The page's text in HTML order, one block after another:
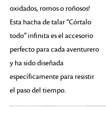
oxidados, romos o roñosos!
Esta hacha de talar “Córtalo
todo” infinita es el accesorio
perfecto para cada aventurero
y ha sido diseñada
específicamente para resistir
el paso del tiempo.